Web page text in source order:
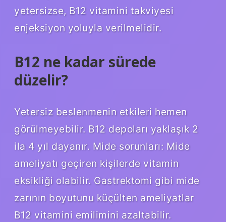
yetersizse, B12 vitamini takviyesi
enjeksiyon yoluyla verilmelidir.
B12 ne kadar sürede
düzelir?
Yetersiz beslenmenin etkileri hemen
görülmeyebilir. B12 depoları yaklaşık 2
ila 4 yıl dayanır. Mide sorunları: Mide
ameliyatı geçiren kişilerde vitamin
eksikliği olabilir. Gastrektomi gibi mide
zarının boyutunu küçülten ameliyatlar
B12 vitamini emilimini azaltabilir.